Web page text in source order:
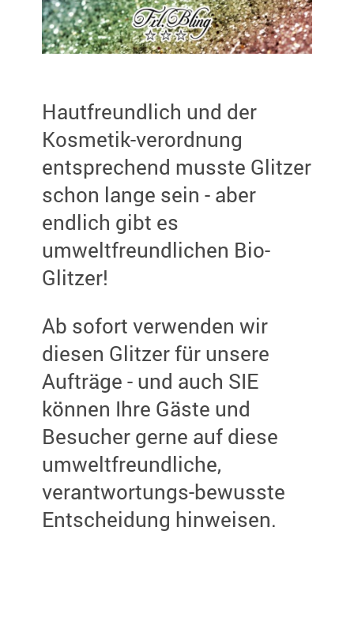
Hautfreundlich und der
Kosmetik-verordnung
entsprechend musste Glitzer
schon lange sein - aber
endlich gibt es
umweltfreundlichen Bio-
Glitzer!
Ab sofort verwenden wir
diesen Glitzer für unsere
Aufträge - und auch SIE
können Ihre Gäste und
Besucher gerne auf diese
umweltfreundliche,
verantwortungs-bewusste
Entscheidung hinweisen.